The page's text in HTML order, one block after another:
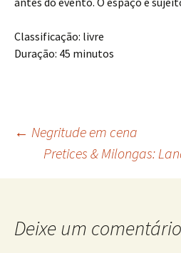
Classificação: livre
Duração: 45 minutos
Navegação
de
posts
← Negritude em cena
Pretices & Milongas:
Deixe um comentário